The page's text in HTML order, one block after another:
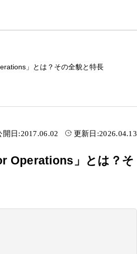
」とは？その全貌と特長
開日:2017.06.02 更新日:2026.04.13
Operations」とは？そ